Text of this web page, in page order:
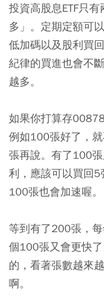
投資高股息ETF只
多」。定期定額可
低加碼以及股利買
紀律的買進也會不
越多。
如果你打算存
例如100張好了，
張再說。有了100
利，應該可以買回
100張也會加速喔。
等到有了200張，
個100張又會更快
的，看著張數越來
啊。